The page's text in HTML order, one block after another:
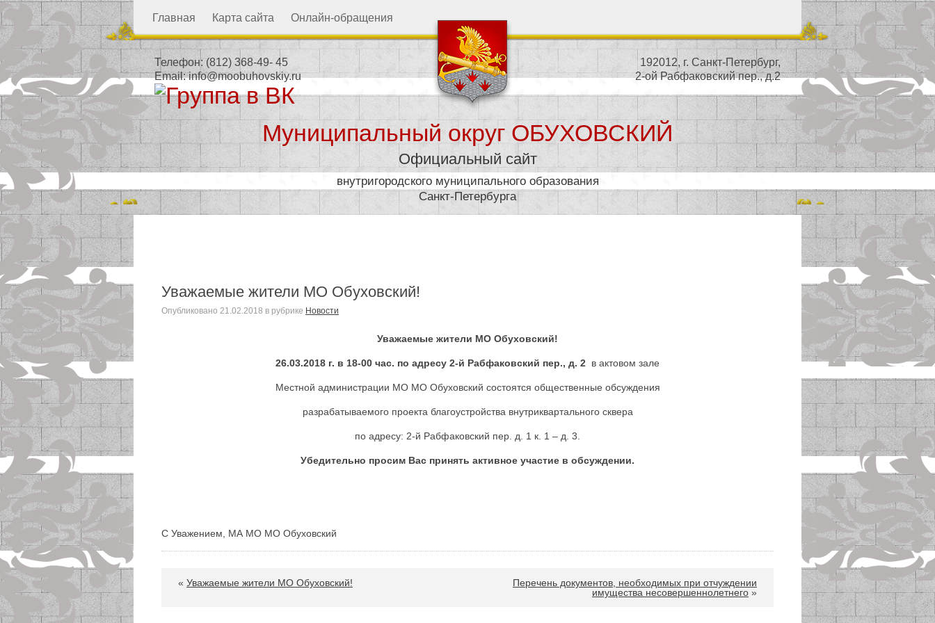
Главная Карта сайта Онлайн-обращения
Телефон: (812) 368-49- 45
Email:info@moobuhovskiy.ru
192012, г. Санкт-Петербург,
2-ой Рабфаковский пер., д.2
Муниципальный округ ОБУХОВСКИЙ
Официальный сайт
внутригородского муниципального образования
Санкт-Петербурга
Уважаемые жители МО Обуховский!
Опубликовано 21.02.2018 в рубрике Новости
Уважаемые жители МО Обуховский!
26.03.2018 г. в 18-00 час. по адресу 2-й Рабфаковский пер., д. 2 в актовом зале
Местной администрации МО МО Обуховский состоятся общественные обсуждения
разрабатываемого проекта благоустройства внутриквартального сквера
по адресу: 2-й Рабфаковский пер. д. 1 к. 1 – д. 3.
Убедительно просим Вас принять активное участие в обсуждении.
С Уважением, МА МО МО Обуховский
« Уважаемые жители МО Обуховский!
Перечень документов, необходимых при отчуждении
имущества несовершеннолетнего »